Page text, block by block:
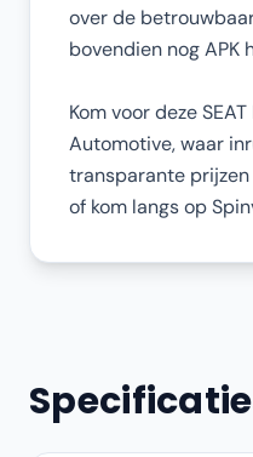
over de
bovendien nog APK
Kom voor deze
Automotive, waar
transparante prijzen
of kom langs op